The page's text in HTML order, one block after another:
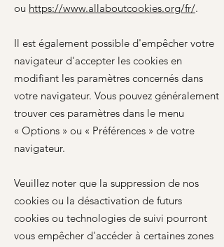
ou https://www.allaboutcookies.org/fr/.
Il est également possible d'empêcher votre
navigateur d'accepter les cookies en
modifiant les paramètres concernés dans
votre navigateur. Vous pouvez généralement
trouver ces paramètres dans le menu
« Options » ou « Préférences » de votre
navigateur.
Veuillez noter que la suppression de nos
cookies ou la désactivation de futurs
cookies ou technologies de suivi pourront
vous empêcher d'accéder à certaines zones